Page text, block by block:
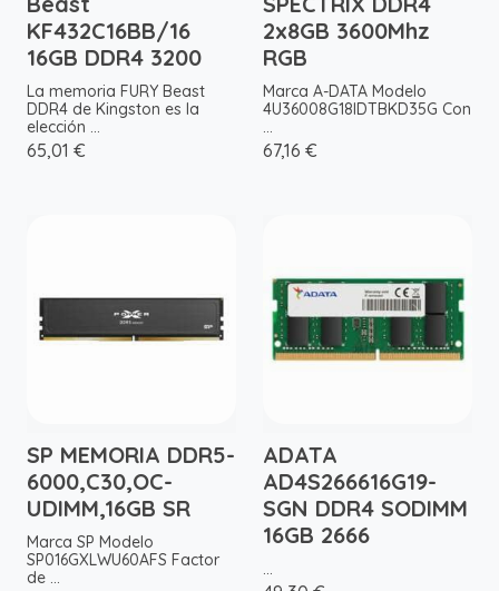
KF432C16BB/16
16GB DDR4 3200
La memoria FURY Beast
DDR4 de Kingston es la
elección ...
65,01 €
2x8GB 3600Mhz
RGB
Marca A-DATA Modelo
4U36008G18IDTBKD35G Con
...
67,16 €
SP MEMORIA DDR5-
6000,C30,OC-
UDIMM,16GB SR
Marca SP Modelo
SP016GXLWU60AFS Factor
de ...
ADATA
AD4S266616G19-
SGN DDR4 SODIMM
16GB 2666
...